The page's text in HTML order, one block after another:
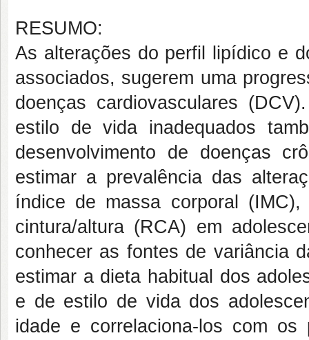
RESUMO:
As alterações do perfil lipídico e
associados, sugerem uma
doenças cardiovasculares
estilo de vida inadequados
desenvolvimento de doenças
estimar a prevalência das
índice de massa corporal
cintura/altura (RCA) em
conhecer as fontes de variância
estimar a dieta habitual dos
e de estilo de vida dos
idade e correlaciona-los com